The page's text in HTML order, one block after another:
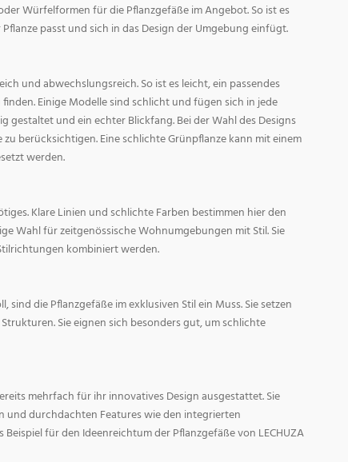
Würfelformen für die Pflanzgefäße im Angebot. So ist es
passt und sich in das Design der Umgebung einfügt.
und abwechslungsreich. So ist es leicht, ein passendes
Einige Modelle sind schlicht und fügen sich in jede
gestaltet und ein echter Blickfang. Bei der Wahl des Designs
berücksichtigen. Eine schlichte Grünpflanze kann mit einem
werden.
Klare Linien und schlichte Farben bestimmen hier den
Wahl für zeitgenössische Wohnumgebungen mit Stil. Sie
kombiniert werden.
sind die Pflanzgefäße im exklusiven Stil ein Muss. Sie setzen
Sie eignen sich besonders gut, um schlichte
mehrfach für ihr innovatives Design ausgestattet. Sie
und durchdachten Features wie den integrierten
für den Ideenreichtum der Pflanzgefäße von LECHUZA